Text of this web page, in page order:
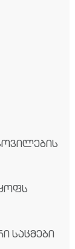
საცმები